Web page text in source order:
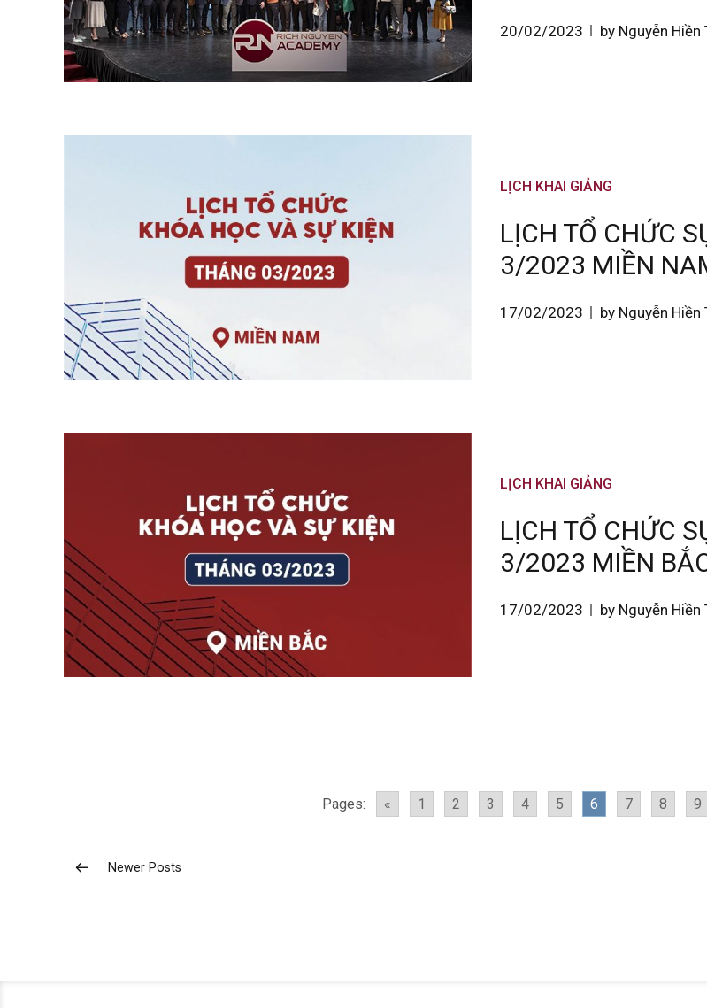
20/02/2023 by Nguyễn Hiền
LỊCH KHAI GIẢNG
LỊCH TỔ CHỨC
3/2023 MIỀN
17/02/2023 by Nguyễn Hiền
LỊCH KHAI GIẢNG
LỊCH TỔ CHỨC
3/2023 MIỀN
17/02/2023 by Nguyễn Hiền
Pages: « 1 2 3 4 5 6 7 8 9
Newer Posts